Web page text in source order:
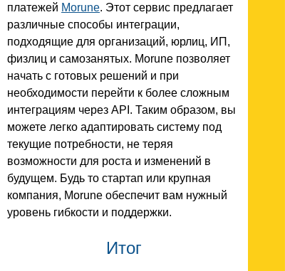
платежей Morune. Этот сервис предлагает
различные способы интеграции,
подходящие для организаций, юрлиц, ИП,
физлиц и самозанятых. Morune позволяет
начать с готовых решений и при
необходимости перейти к более сложным
интеграциям через API. Таким образом, вы
можете легко адаптировать систему под
текущие потребности, не теряя
возможности для роста и изменений в
будущем. Будь то стартап или крупная
компания, Morune обеспечит вам нужный
уровень гибкости и поддержки.
Итог